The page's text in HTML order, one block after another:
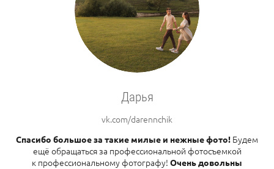
Дарья
vk.com/darennchik
Спасибо большое за такие милые и нежные фото! Будем
ещё обращаться за профессиональной фотосъемкой
к профессиональному фотографу! Очень довольны